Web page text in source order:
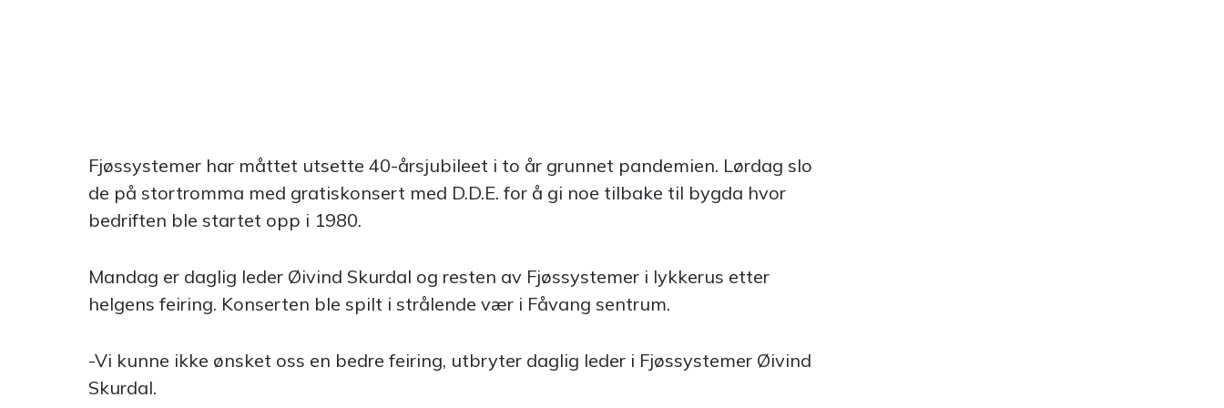
Fjøssystemer har måttet utsette 40-årsjubileet i to år grunnet pandemien. Lørdag slo
de på stortromma med gratiskonsert med D.D.E. for å gi noe tilbake til bygda hvor
bedriften ble startet opp i 1980.
Mandag er daglig leder Øivind Skurdal og resten av Fjøssystemer i lykkerus etter
helgens feiring. Konserten ble spilt i strålende vær i Fåvang sentrum.
-Vi kunne ikke ønsket oss en bedre feiring, utbryter daglig leder i Fjøssystemer Øivind
Skurdal.